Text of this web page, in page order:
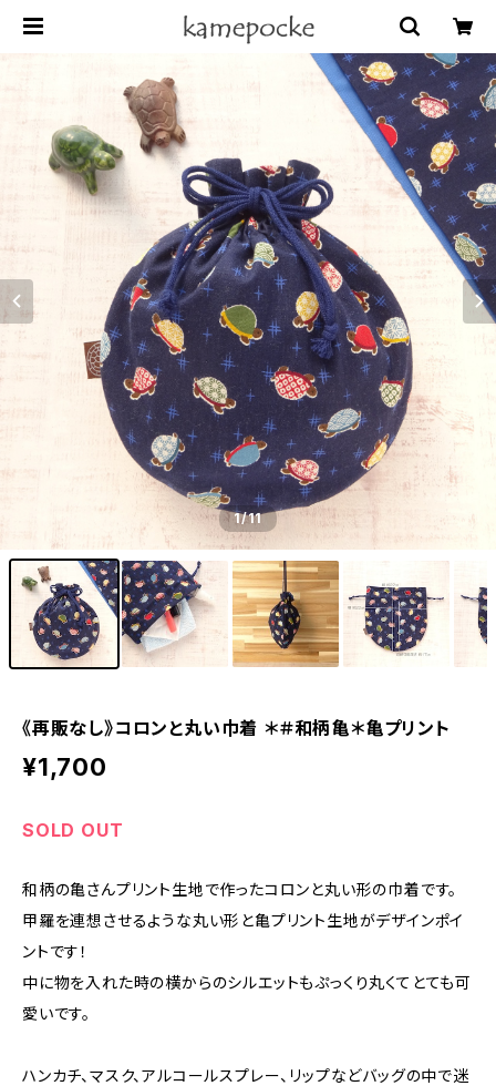
1/11
《再販なし》コロンと丸い巾着 ＊＃和柄亀＊亀プリント
¥1,700
SOLD OUT
和柄の亀さんプリント生地で作ったコロンと丸い形の巾着です。
甲羅を連想させるような丸い形と亀プリント生地がデザインポイ
ントです！
中に物を入れた時の横からのシルエットもぷっくり丸くてとても可
愛いです。
ハンカチ、マスク、アルコールスプレー、リップなどバッグの中で迷